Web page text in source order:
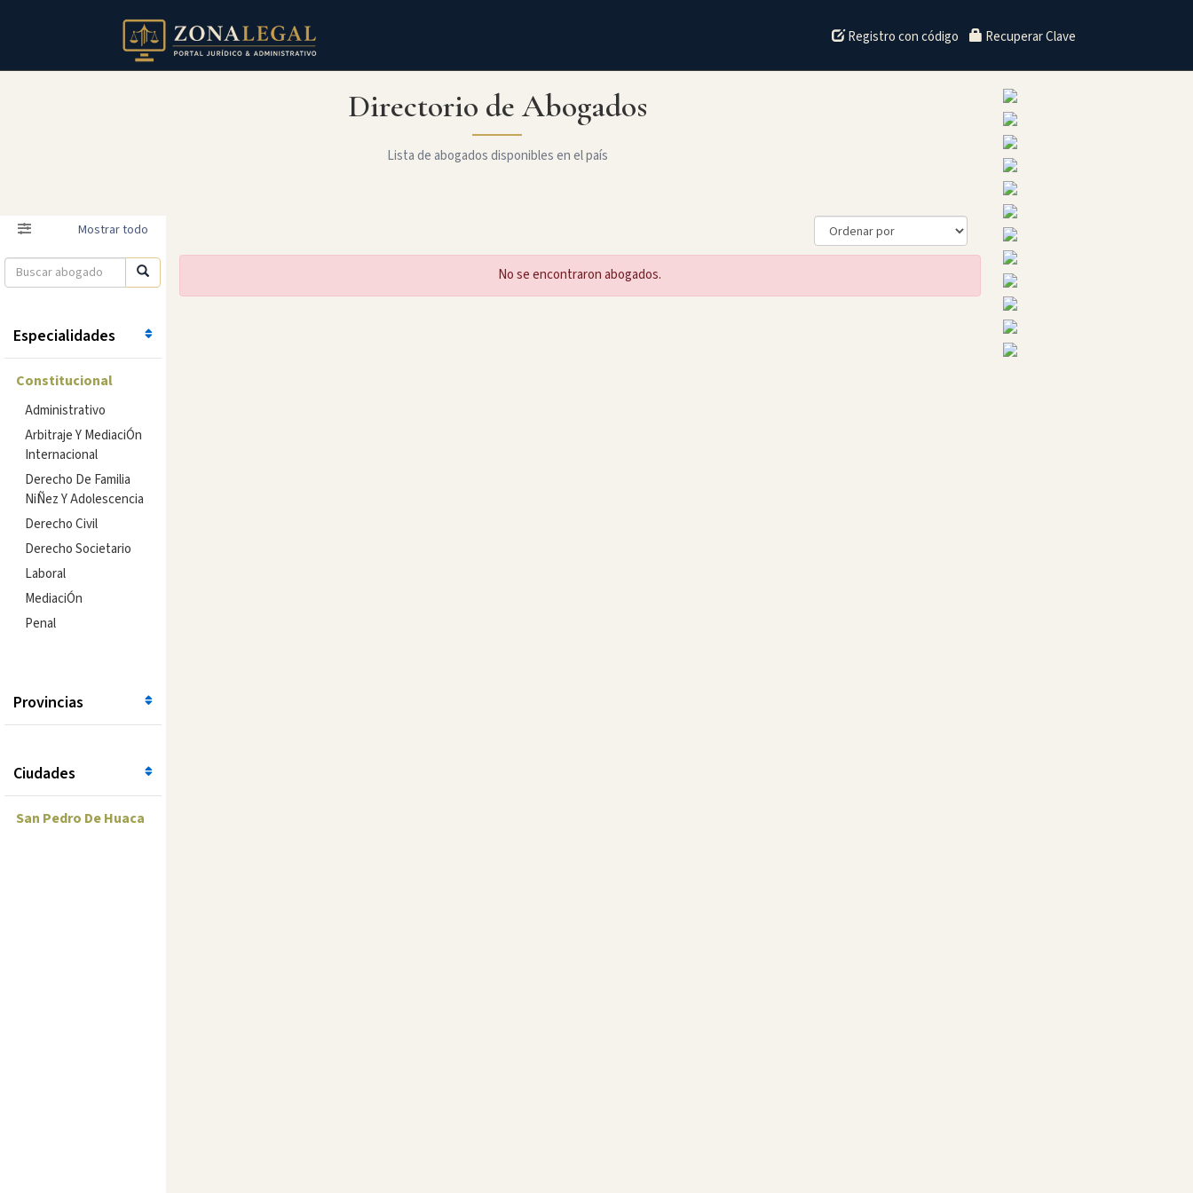
Registro con código Recuperar Clave
Directorio de Abogados
Lista de abogados disponibles en el país
Filtro Mostrar todo
Especialidades
Constitucional
Administrativo
Arbitraje Y MediaciÓn
Internacional
Derecho De Familia
NiÑez Y Adolescencia
Derecho Civil
Derecho Societario
Laboral
MediaciÓn
Penal
Provincias
Ciudades
San Pedro De Huaca
No se encontraron abogados.